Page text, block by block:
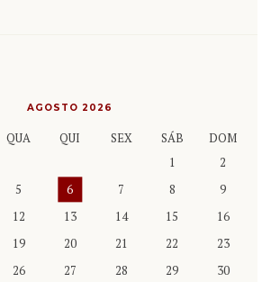
AGOSTO 2026
QUA QUI SEX SÁB
DOM
1
2
5 6 7 8
9
12 13 14 15
16
19 20 21 22
23
26 27 28 29
30